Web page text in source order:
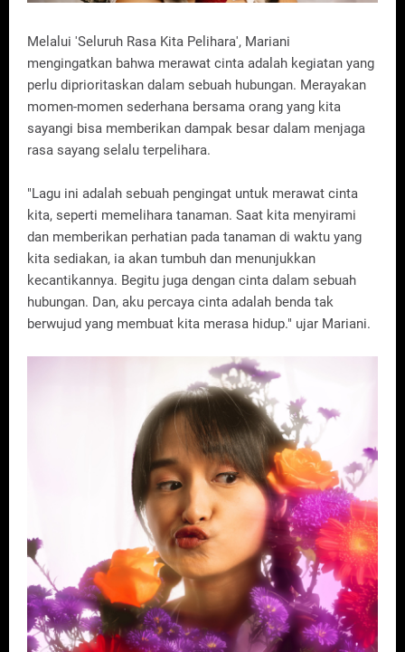
Melalui 'Seluruh Rasa Kita Pelihara', Mariani
mengingatkan bahwa merawat cinta adalah kegiatan yang
perlu diprioritaskan dalam sebuah hubungan. Merayakan
momen-momen sederhana bersama orang yang kita
sayangi bisa memberikan dampak besar dalam menjaga
rasa sayang selalu terpelihara.
"Lagu ini adalah sebuah pengingat untuk merawat cinta
kita, seperti memelihara tanaman. Saat kita menyirami
dan memberikan perhatian pada tanaman di waktu yang
kita sediakan, ia akan tumbuh dan menunjukkan
kecantikannya. Begitu juga dengan cinta dalam sebuah
hubungan. Dan, aku percaya cinta adalah benda tak
berwujud yang membuat kita merasa hidup." ujar Mariani.